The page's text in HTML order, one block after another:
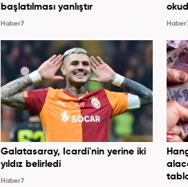
başlatılması yanlıştır
Haber7
Galatasaray, Icardi'nin yerine iki
yıldız belirledi
Haber7